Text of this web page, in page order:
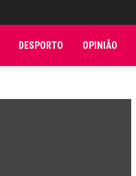
DESPORTO OPINIÃO